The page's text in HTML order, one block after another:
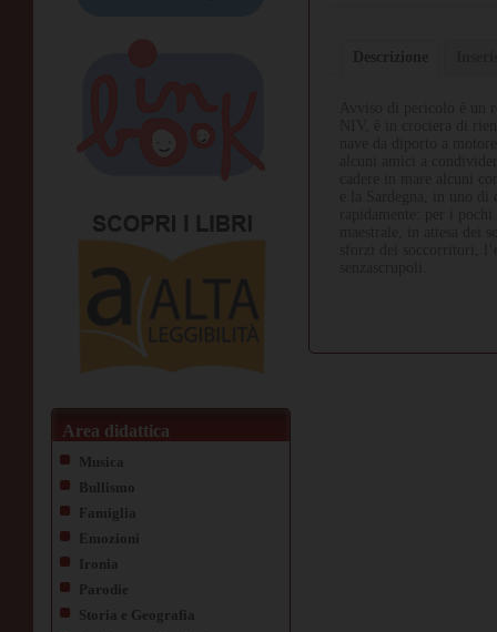
Area didattica
Musica
Bullismo
Famiglia
Emozioni
Ironia
Parodie
Storia e Geografia